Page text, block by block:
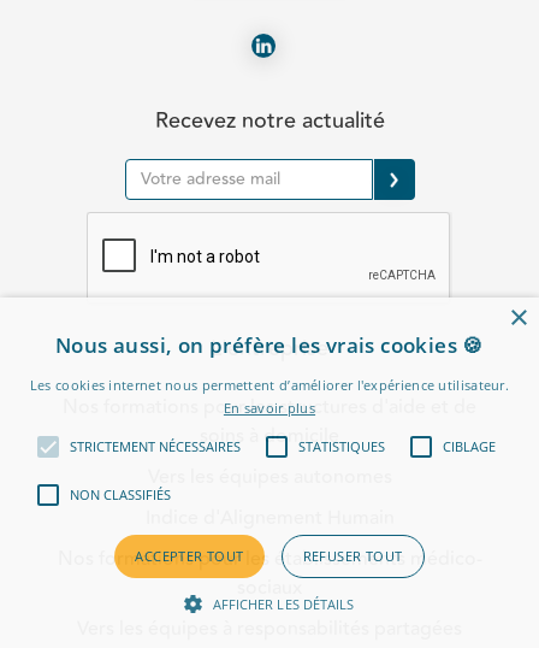
Recevez notre actualité
L'entreprise
Nos formations pour les structures d'aide et de
soins à domicile
Nos formations pour les établissements médico-
×
Nous aussi, on préfère les vrais cookies 🍪
Les cookies internet nous permettent d’améliorer l'expérience utilisateur.
En savoir plus
STRICTEMENT NÉCESSAIRES STATISTIQUES CIBLAGE
NON CLASSIFIÉS
ACCEPTER TOUT REFUSER TOUT
AFFICHER LES DÉTAILS